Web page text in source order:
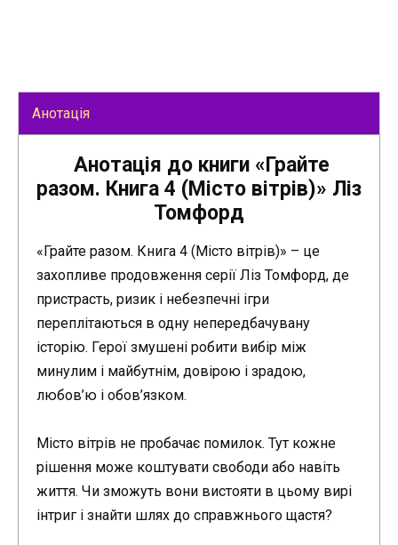
Анотація
Анотація до книги «Грайте
разом. Книга 4 (Місто вітрів)» Ліз
Томфорд
«Грайте разом. Книга 4 (Місто вітрів)» – це
захопливе продовження серії Ліз Томфорд, де
пристрасть, ризик і небезпечні ігри
переплітаються в одну непередбачувану
історію. Герої змушені робити вибір між
минулим і майбутнім, довірою і зрадою,
любов’ю і обов’язком.
Місто вітрів не пробачає помилок. Тут кожне
рішення може коштувати свободи або навіть
життя. Чи зможуть вони вистояти в цьому вирі
інтриг і знайти шлях до справжнього щастя?